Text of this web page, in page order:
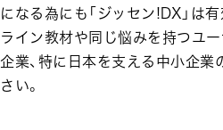
になる為にも「ジッセン!DX」は
ライン教材や同じ悩みを持つユ
企業、特に日本を支える中小企
さい。